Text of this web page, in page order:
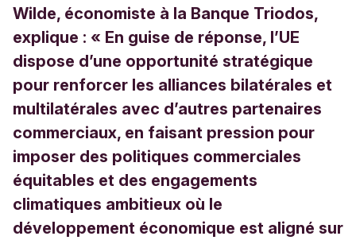
Wilde, économiste à la Banque Triodos,
explique : « En guise de réponse, l’UE
dispose d’une opportunité stratégique
pour renforcer les alliances bilatérales et
multilatérales avec d’autres partenaires
commerciaux, en faisant pression pour
imposer des politiques commerciales
équitables et des engagements
climatiques ambitieux où le
développement économique est aligné sur